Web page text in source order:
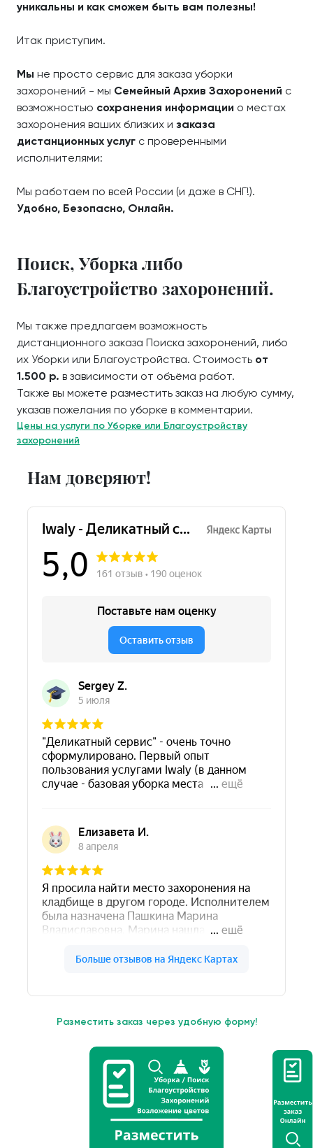
уникальны и как сможем быть вам полезны!
Итак приступим.
Мы не просто сервис для заказа уборки
захоронений - мы Семейный Архив Захоронений с
возможностью сохранения информации о местах
захоронения ваших близких и заказа
дистанционных услуг с проверенными
исполнителями:
Мы работаем по всей России (и даже в СНГ!).
Удобно, Безопасно, Онлайн.
Поиск, Уборка либо
Благоустройство захоронений.
Мы также предлагаем возможность
дистанционного заказа Поиска захоронений, либо
их Уборки или Благоустройства. Стоимость от
1.500 р. в зависимости от объёма работ.
Также вы можете разместить заказ на любую сумму,
указав пожелания по уборке в комментарии.
Цены на услуги по Уборке или Благоустройству
захоронений
Нам доверяют!
Разместить заказ через удобную форму!